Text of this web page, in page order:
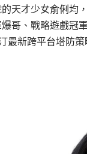
天才少女俞俐均
哥、戰略遊戲冠
最新跨平台塔防